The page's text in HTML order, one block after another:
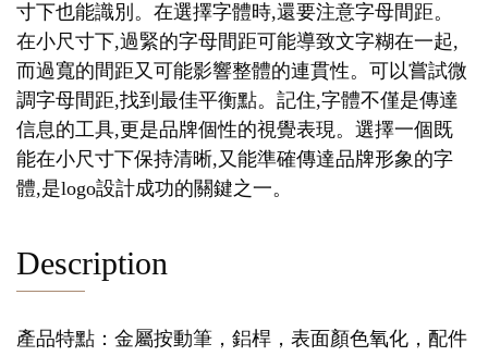
寸下也能識別。在選擇字體時,還要注意字母間距。
在小尺寸下,過緊的字母間距可能導致文字糊在一起,
而過寬的間距又可能影響整體的連貫性。可以嘗試微
調字母間距,找到最佳平衡點。記住,字體不僅是傳達
信息的工具,更是品牌個性的視覺表現。選擇一個既
能在小尺寸下保持清晰,又能準確傳達品牌形象的字
體,是logo設計成功的關鍵之一。
Description
產品特點：金屬按動筆，鋁桿，表面顏色氧化，配件